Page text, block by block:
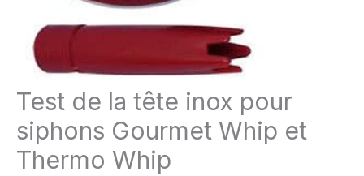
Test de la tête inox pour
siphons Gourmet Whip et
Thermo Whip